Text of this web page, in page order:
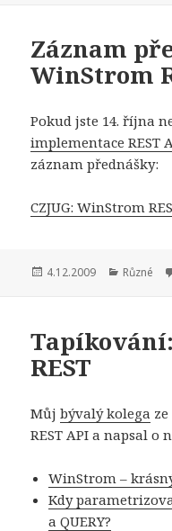
Záznam
WinStrom
Pokud jste 14. října
implementace REST
záznam přednášky:
CZJUG: WinStrom
Publikováno:
4.12.2009 Rubriky:
Různé
REST
Můjbývalý kolega
REST API a napsal o
WinStrom –
Kdy
a QUERY?